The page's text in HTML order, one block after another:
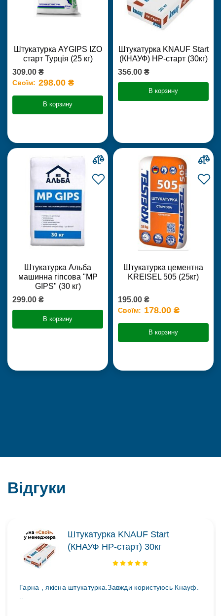
Штукатурка AYGIPS IZO
старт Турція (25 кг)
309.00 ₴
Своїм: 298.00 ₴
В корзину
Штукатурка KNAUF Start
(КНАУФ) НР-старт (30кг)
356.00 ₴
В корзину
Штукатурка Альба
машинна гіпсова "MP
GIPS" (30 кг)
299.00 ₴
В корзину
Штукатурка цементна
KREISEL 505 (25кг)
195.00 ₴
Своїм: 178.00 ₴
В корзину
Відгуки
Штукатурка KNAUF Start
(КНАУФ НР-старт) 30кг
Гарна , якісна штукатурка.Завжди користуюсь Кнауф.
..